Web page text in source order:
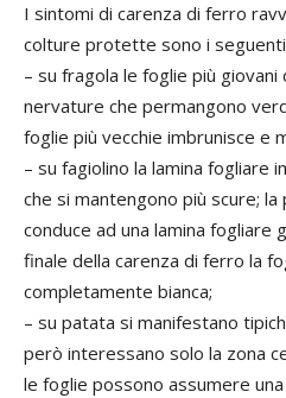
I sintomi di carenza di ferro
colture protette sono i
– su fragola le foglie più
nervature che permangono
foglie più vecchie imbrunisce e
– su fagiolino la lamina fogliare
che si mantengono più scure;
conduce ad una lamina fogliare
finale della carenza di ferro la
completamente bianca;
– su patata si manifestano
però interessano solo la zona
le foglie possono assumere